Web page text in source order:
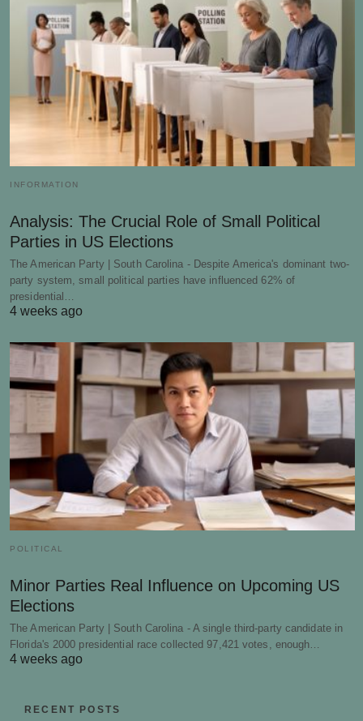
INFORMATION
Analysis: The Crucial Role of Small Political
Parties in US Elections
The American Party | South Carolina - Despite America's dominant two-
party system, small political parties have influenced 62% of
presidential…
4 weeks ago
POLITICAL
Minor Parties Real Influence on Upcoming US
Elections
The American Party | South Carolina - A single third-party candidate in
Florida's 2000 presidential race collected 97,421 votes, enough…
4 weeks ago
RECENT POSTS